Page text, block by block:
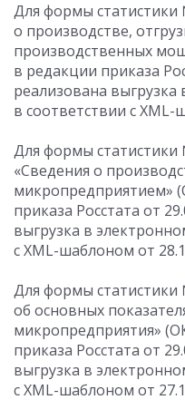
Для формы
о производстве,
производственных
в редакции приказа
реализована
в соответствии с
Для формы
«Сведения о
микропредприятием»
приказа Росстата от
выгрузка в
с XML-шаблоном от
Для формы
об основных
микропредприятия»
приказа Росстата от
выгрузка в
с XML-шаблоном от